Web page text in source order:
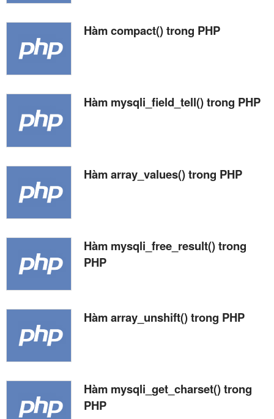
Hàm compact() trong PHP
Hàm mysqli_field_tell() trong PHP
Hàm array_values() trong PHP
Hàm mysqli_free_result() trong
PHP
Hàm array_unshift() trong PHP
Hàm mysqli_get_charset() trong
PHP